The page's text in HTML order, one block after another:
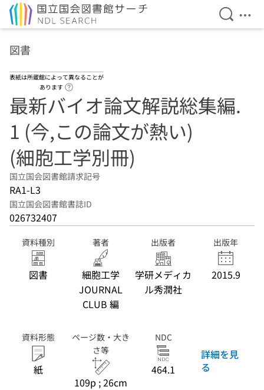
検索を
メ
図書
表紙は所蔵館によって異なることが
あります
最新バイオ論文解説総集編.
1 (今,この論文が熱い)
(細胞工学別冊)
国立国会図書館請求記号
RA1-L3
国立国会図書館書誌ID
026732407
資料種別
図書
著者
細胞工学
JOURNAL
CLUB 編
出版者
学研メディカ
ル秀潤社
出版年
2015.9
資料形態
紙
ページ数・大き
さ等
109p ; 26cm
NDC
464.1
詳細を見
る